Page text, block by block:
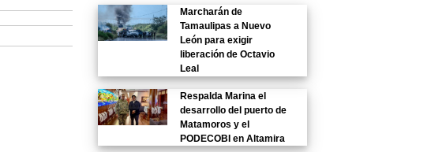
Marcharán de
Tamaulipas a Nuevo
León para exigir
liberación de Octavio
Leal
Respalda Marina el
desarrollo del puerto de
Matamoros y el
PODECOBI en Altamira